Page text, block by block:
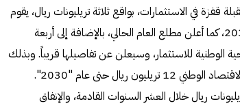
في الاستثمارات، بواقع ثلاثة تريليونات ريال، يقوم
بضخها صندوق الاستثمارات العامة حتى عام 2030، كما أعلن مطلع العام الحالي، بالإضافة إلى أربعة
الوطنية للاستثمار، وسيعلن عن تفاصيلها قريباً. وبذلك
ريال حتى عام "2030".
لا يشمل الإنفاق الحكومي المقدر بـ 10 تريليونات ريال خلال العشر السنوات القادمة، والإنفاق